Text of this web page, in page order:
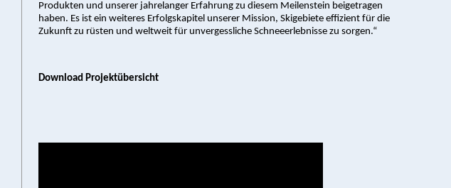
Produkten und unserer jahrelanger Erfahrung zu diesem Meilenstein beigetragen
haben. Es ist ein weiteres Erfolgskapitel unserer Mission, Skigebiete effizient für die
Zukunft zu rüsten und weltweit für unvergessliche Schneeerlebnisse zu sorgen.“
Download Projektübersicht